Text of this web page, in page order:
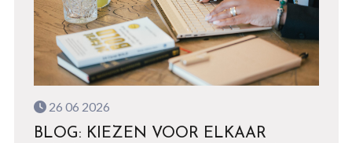
26 06 2026
BLOG: KIEZEN VOOR ELKAAR